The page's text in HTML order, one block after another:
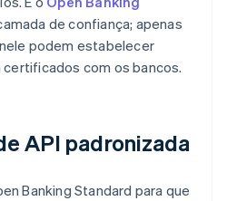
de confiança; apenas
podem estabelecer
com os bancos.
API padronizada
Banking Standard para que